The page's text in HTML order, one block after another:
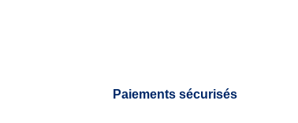
Paiements sécurisés